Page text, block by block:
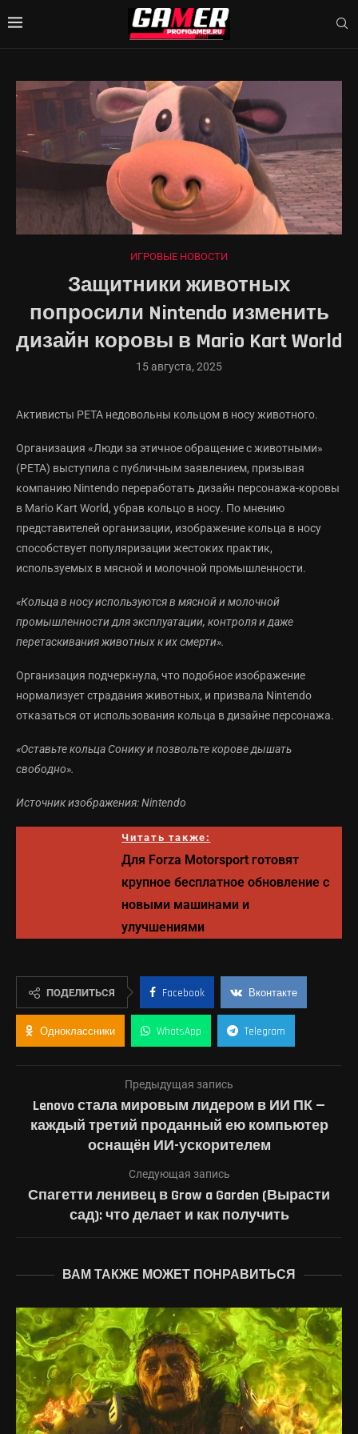
ИГРОВЫЕ НОВОСТИ
Защитники животных
попросили Nintendo изменить
дизайн коровы в Mario Kart World
15 августа, 2025
Активисты PETA недовольны кольцом в носу животного.
Организация «Люди за этичное обращение с животными»
(PETA) выступила с публичным заявлением, призывая
компанию Nintendo переработать дизайн персонажа-коровы
в Mario Kart World, убрав кольцо в носу. По мнению
представителей организации, изображение кольца в носу
способствует популяризации жестоких практик,
используемых в мясной и молочной промышленности.
«Кольца в носу используются в мясной и молочной
промышленности для эксплуатации, контроля и даже
перетаскивания животных к их смерти».
Организация подчеркнула, что подобное изображение
нормализует страдания животных, и призвала Nintendo
отказаться от использования кольца в дизайне персонажа.
«Оставьте кольца Сонику и позвольте корове дышать
свободно».
Источник изображения: Nintendo
Читать также:
Для Forza Motorsport готовят
крупное бесплатное обновление с
новыми машинами и
улучшениями
ПОДЕЛИТЬСЯ Facebook Вконтакте
Одноклассники WhatsApp Telegram
Предыдущая запись
Lenovo стала мировым лидером в ИИ ПК —
каждый третий проданный ею компьютер
оснащён ИИ-ускорителем
Следующая запись
Спагетти ленивец в Grow a Garden (Вырасти
сад): что делает и как получить
ВАМ ТАКЖЕ МОЖЕТ ПОНРАВИТЬСЯ